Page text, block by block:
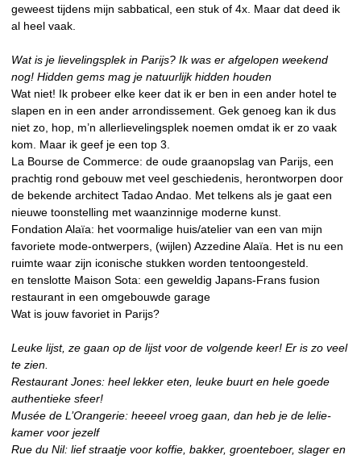
geweest tijdens mijn sabbatical, een stuk of 4x. Maar dat deed ik
al heel vaak.
Wat is je lievelingsplek in Parijs? Ik was er afgelopen weekend
nog! Hidden gems mag je natuurlijk hidden houden
Wat niet! Ik probeer elke keer dat ik er ben in een ander hotel te
slapen en in een ander arrondissement. Gek genoeg kan ik dus
niet zo, hop, m’n allerlievelingsplek noemen omdat ik er zo vaak
kom. Maar ik geef je een top 3.
La Bourse de Commerce: de oude graanopslag van Parijs, een
prachtig rond gebouw met veel geschiedenis, herontworpen door
de bekende architect Tadao Andao. Met telkens als je gaat een
nieuwe toonstelling met waanzinnige moderne kunst.
Fondation Alaïa: het voormalige huis/atelier van een van mijn
favoriete mode-ontwerpers, (wijlen) Azzedine Alaïa. Het is nu een
ruimte waar zijn iconische stukken worden tentoongesteld.
en tenslotte Maison Sota: een geweldig Japans-Frans fusion
restaurant in een omgebouwde garage
Wat is jouw favoriet in Parijs?
Leuke lijst, ze gaan op de lijst voor de volgende keer! Er is zo veel
te zien.
Restaurant Jones: heel lekker eten, leuke buurt en hele goede
authentieke sfeer!
Musée de L’Orangerie: heeeel vroeg gaan, dan heb je de lelie-
kamer voor jezelf
Rue du Nil: lief straatje voor koffie, bakker, groenteboer, slager en